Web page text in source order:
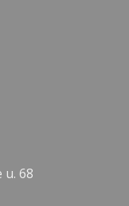
u. 68